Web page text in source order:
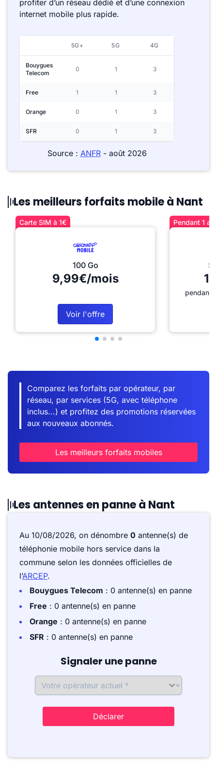
profiter d’un réseau dédié et d’une connexion
internet mobile plus rapide.
5G+ 5G 4G
Bouygues
Telecom
0 1 3
Free 1 1 3
Orange 0 1 3
SFR 0 1 3
Source : ANFR- août 2026
Les meilleurs forfaits mobile à Nant
Carte SIM à 1€
100 Go
9,99€/mois
Voir l'offre
Pendant 1
pendant
Comparez les forfaits par opérateur, par
réseau, par services (5G, avec téléphone
inclus...) et profitez des promotions réservées
aux nouveaux abonnés.
Les meilleurs forfaits mobiles
Les antennes en panne à Nant
Au 10/08/2026, on dénombre 0 antenne(s) de
téléphonie mobile hors service dans la
commune selon les données officielles de
l’ARCEP.
Bouygues Telecom : 0 antenne(s) en panne
Free : 0 antenne(s) en panne
Orange : 0 antenne(s) en panne
SFR : 0 antenne(s) en panne
Signaler une panne
Déclarer